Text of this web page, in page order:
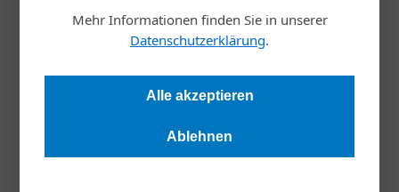
Mehr Informationen finden Sie in unserer
Datenschutzerklärung.
Alle akzeptieren
Ablehnen
gewinnt VCÖ-Mobilitätspreis
NÖ